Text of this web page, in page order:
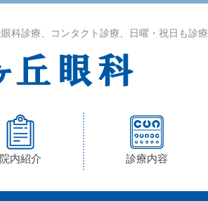
科診療、コンタクト診療、日曜・祝日も診療
院内紹介 診療内容